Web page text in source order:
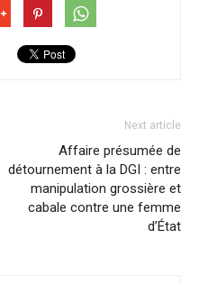
Next article
Affaire présumée de
détournement à la DGI : entre
manipulation grossière et
cabale contre une femme
d’État